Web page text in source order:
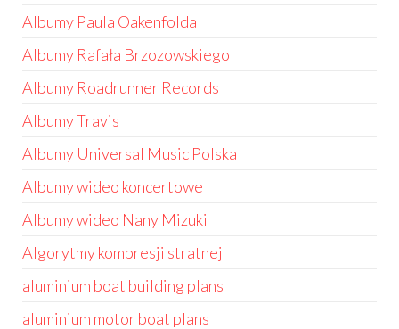
Albumy Paula Oakenfolda
Albumy Rafała Brzozowskiego
Albumy Roadrunner Records
Albumy Travis
Albumy Universal Music Polska
Albumy wideo koncertowe
Albumy wideo Nany Mizuki
Algorytmy kompresji stratnej
aluminium boat building plans
aluminium motor boat plans